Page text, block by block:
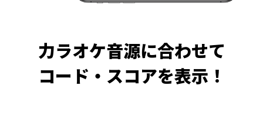
力ラオケ音源に合わせて
コード・スコアを表示！